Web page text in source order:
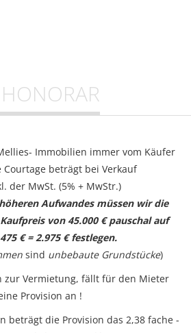
Immobilien immer vom Käufer
Courtage beträgt bei Verkauf
der MwSt. (5% + MwStr.)
Aufwandes müssen wir die
von 45.000 € pauschal auf
€ = 2.975 € festlegen.
sind unbebaute Grundstücke)
zur Vermietung, fällt für den Mieter
Provision an !
beträgt die Provision das 2,38 fache -